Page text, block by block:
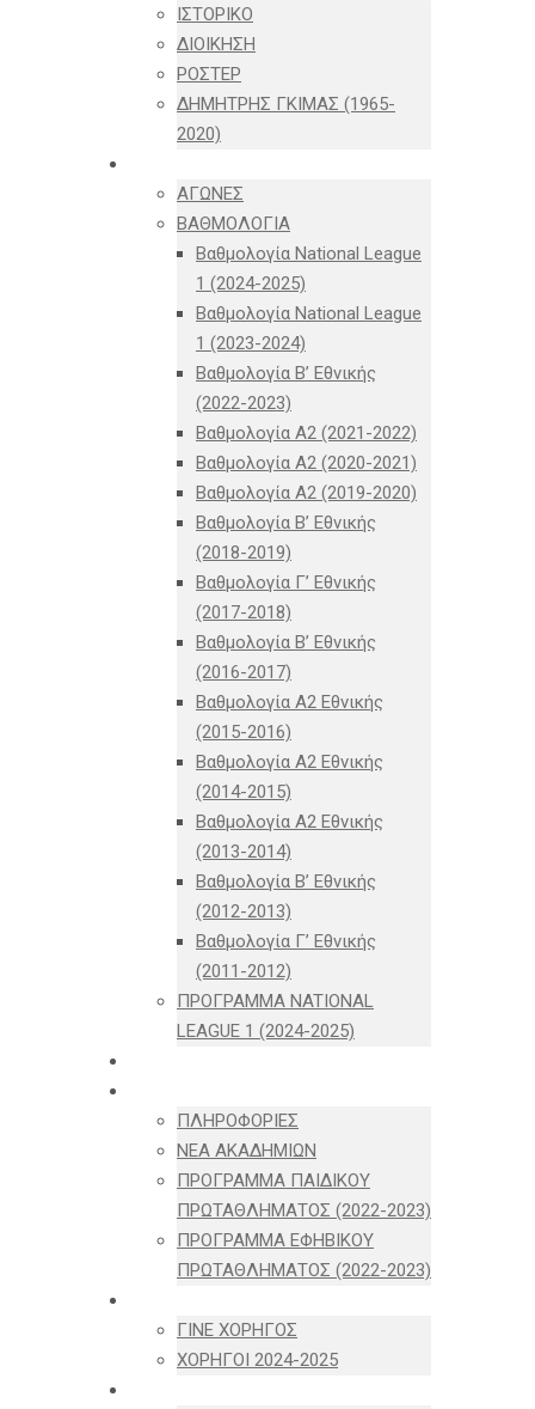
ΙΣΤΟΡΙΚΟ
ΔΙΟΙΚΗΣΗ
ΡΟΣΤΕΡ
ΔΗΜΗΤΡΗΣ ΓΚΙΜΑΣ (1965-
2020)
ΑΓΩΝΕΣ
ΒΑΘΜΟΛΟΓΙΑ
Βαθμολογία National League
1 (2024-2025)
Βαθμολογία National League
1 (2023-2024)
Βαθμολογία Β’ Εθνικής
(2022-2023)
Βαθμολογία Α2 (2021-2022)
Βαθμολογία Α2 (2020-2021)
Βαθμολογία Α2 (2019-2020)
Βαθμολογία B’ Εθνικής
(2018-2019)
Βαθμολογία Γ’ Εθνικής
(2017-2018)
Βαθμολογία Β’ Εθνικής
(2016-2017)
Βαθμολογία Α2 Εθνικής
(2015-2016)
Βαθμολογία Α2 Εθνικής
(2014-2015)
Βαθμολογία Α2 Εθνικής
(2013-2014)
Βαθμολογία Β’ Εθνικής
(2012-2013)
Βαθμολογία Γ’ Εθνικής
(2011-2012)
ΠΡΟΓΡΑΜΜΑ NATIONAL
LEAGUE 1 (2024-2025)
ΠΛΗΡΟΦΟΡΙΕΣ
ΝΕΑ ΑΚΑΔΗΜΙΩΝ
ΠΡΟΓΡΑΜΜΑ ΠΑΙΔΙΚΟΥ
ΠΡΩΤΑΘΛΗΜΑΤΟΣ (2022-2023)
ΠΡΟΓΡΑΜΜΑ ΕΦΗΒΙΚΟΥ
ΠΡΩΤΑΘΛΗΜΑΤΟΣ (2022-2023)
ΓΙΝΕ ΧΟΡΗΓΟΣ
ΧΟΡΗΓΟΙ 2024-2025